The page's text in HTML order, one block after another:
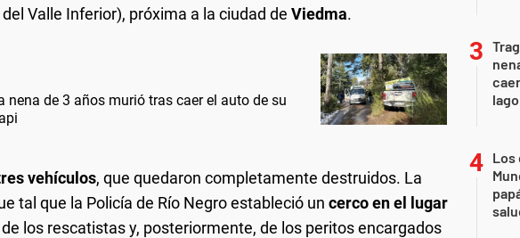
Valle Inferior), próxima a la ciudad de Viedma.
nena de 3 años murió tras caer el auto de su
vehículos, que quedaron completamente destruidos. La
tal que la Policía de Río Negro estableció un cerco en el lugar
los rescatistas y, posteriormente, de los peritos encargados
Los